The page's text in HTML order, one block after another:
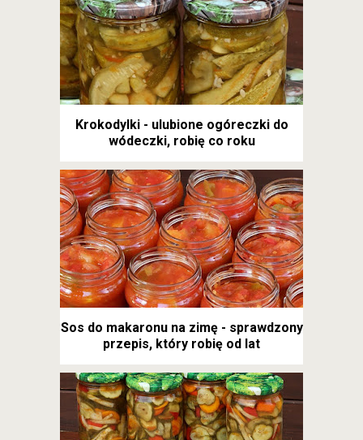
Krokodylki - ulubione ogóreczki do
wódeczki, robię co roku
Sos do makaronu na zimę - sprawdzony
przepis, który robię od lat